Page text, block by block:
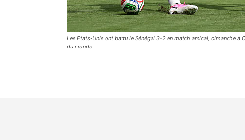
Les Etats-Unis ont battu le Sénégal 3-2 en match amical, dimanche à
du monde